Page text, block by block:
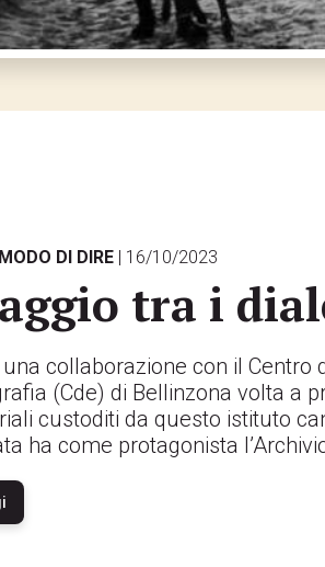
DI DIRE | 16/10/2023
tra i
una collaborazione con il Centro
(Cde) di Bellinzona volta a
custoditi da questo istituto
ha come protagonista